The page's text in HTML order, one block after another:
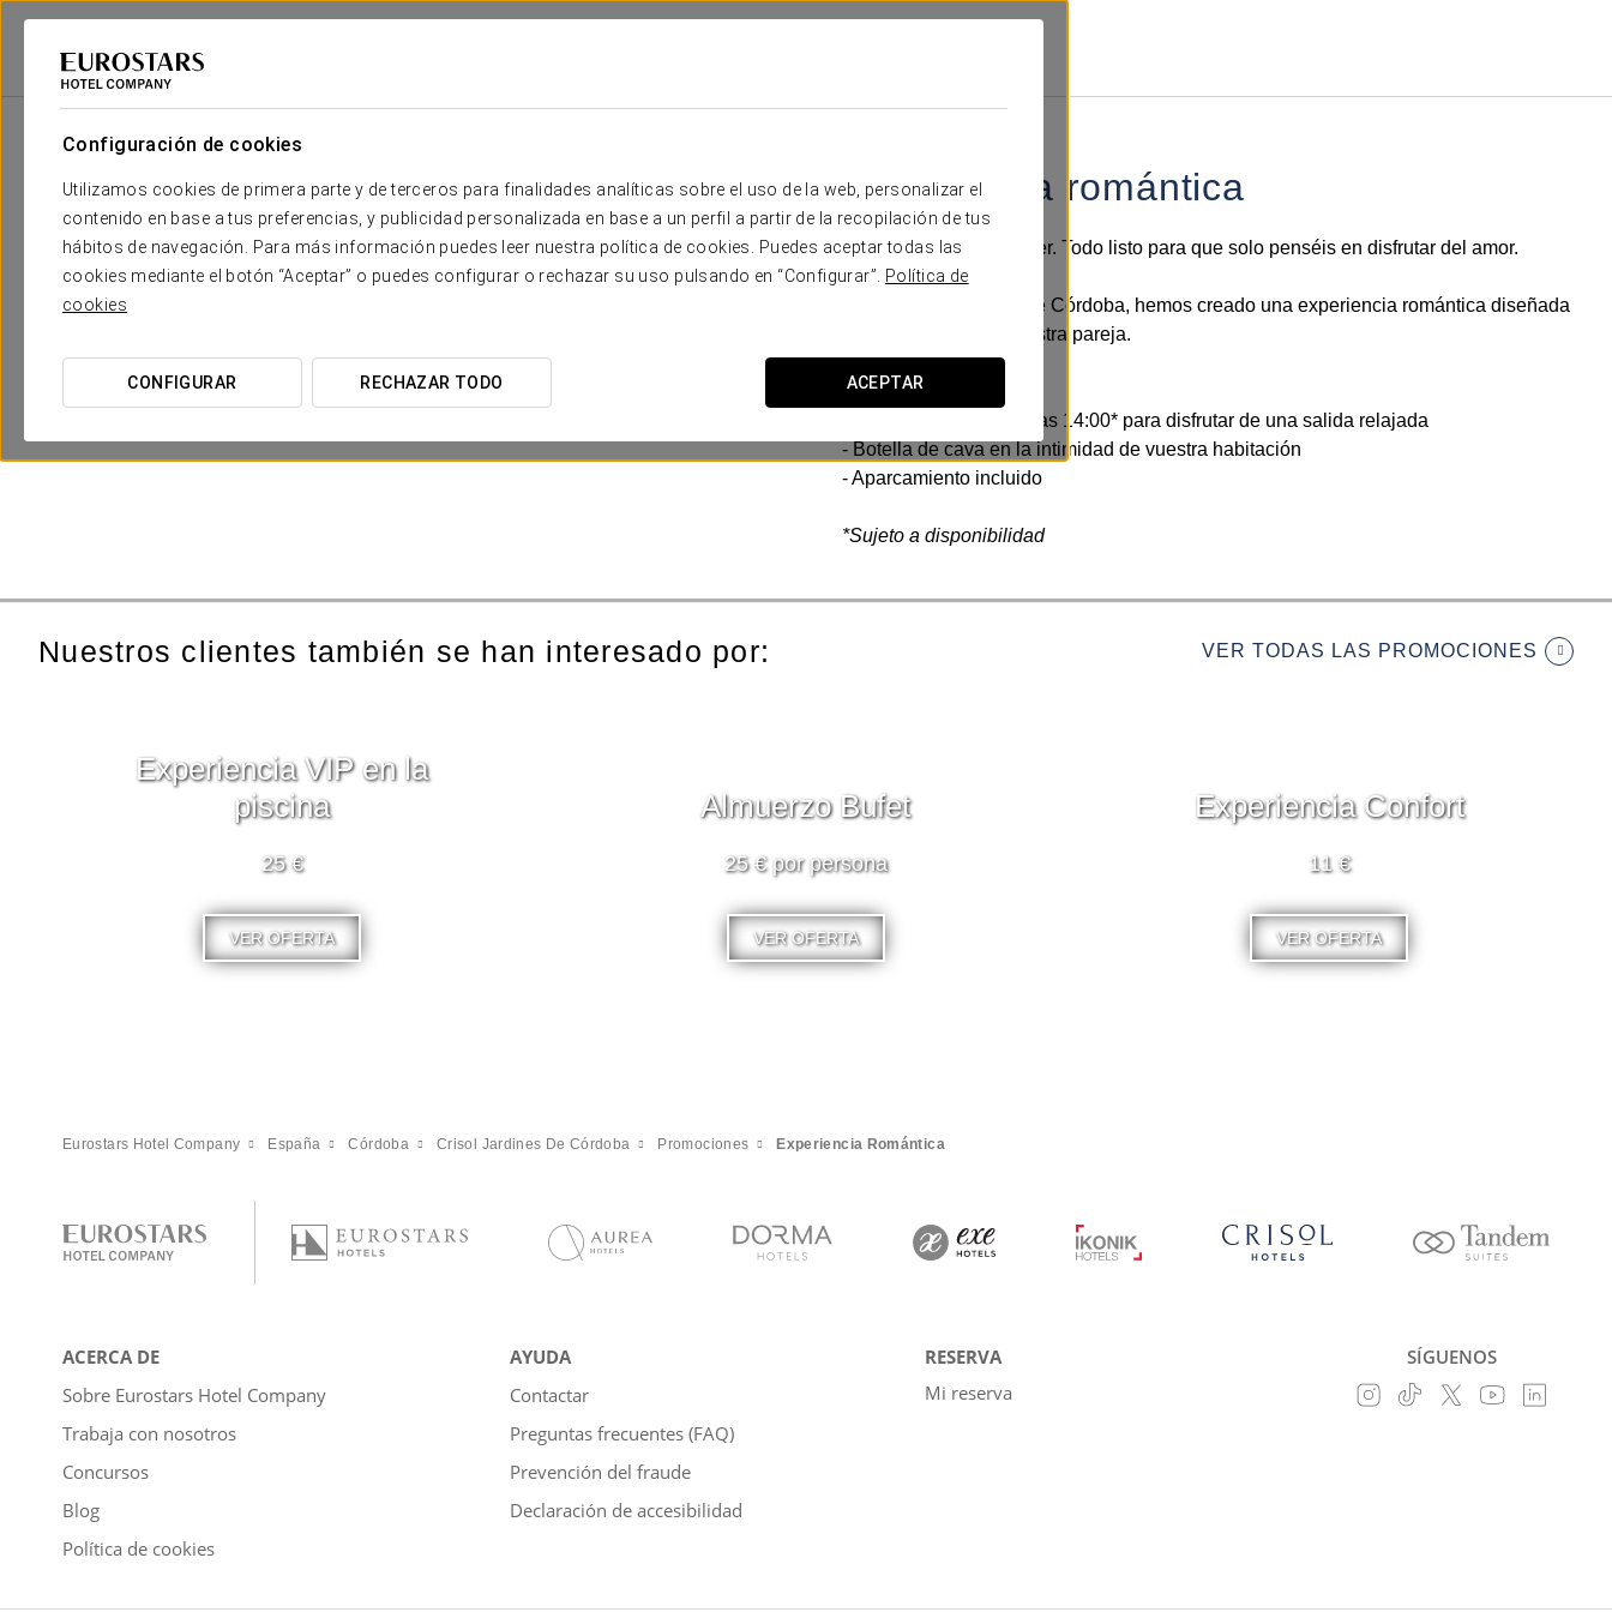
Configuración de cookies
Utilizamos cookies de primera parte y de terceros para finalidades analíticas sobre el uso de la web, personalizar el
contenido en base a tus preferencias, y publicidad personalizada en base a un perfil a partir de la recopilación de tus
hábitos de navegación. Para más información puedes leer nuestra política de cookies. Puedes aceptar todas las
cookies mediante el botón “Aceptar” o puedes configurar o rechazar su uso pulsando en “Configurar”.
Política de
cookies
CONFIGURAR RECHAZAR TODO ACEPTAR
Eurostars Hotel Company
Experiencia romántica
Detalles para sorprender. Todo listo para que solo penséis en disfrutar del amor.
En el Crisol Jardines de Córdoba, hemos creado una experiencia romántica diseñada
para compartir con vuestra pareja.
Incluye:
- Late check out hasta las 14:00* para disfrutar de una salida relajada
- Botella de cava en la intimidad de vuestra habitación
- Aparcamiento incluido
*Sujeto a disponibilidad
Nuestros clientes también se han interesado por: VER TODAS LAS PROMOCIONES
Experiencia VIP en la
piscina
25 €
VER OFERTA
Almuerzo Bufet
25 € por persona
VER OFERTA
Experiencia Confort
11 €
VER OFERTA
Eurostars Hotel Company España Córdoba Crisol Jardines De Córdoba Promociones Experiencia Romántica
ACERCA DE
Sobre Eurostars Hotel Company
Trabaja con nosotros
Concursos
Blog
Política de cookies
AYUDA
Contactar
Preguntas frecuentes (FAQ)
Prevención del fraude
Declaración de accesibilidad
RESERVA
Mi reserva
SÍGUENOS